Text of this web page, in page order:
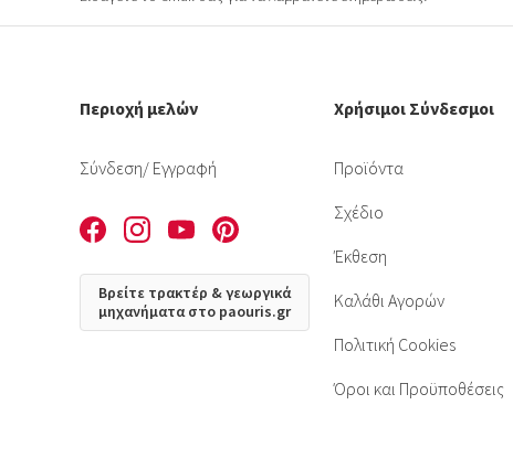
Περιοχή μελών
Σύνδεση/ Εγγραφή
Βρείτε τρακτέρ & γεωργικά
μηχανήματα στο paouris.gr
Χρήσιμοι Σύνδεσμοι
Προϊόντα
Σχέδιο
Έκθεση
Καλάθι Αγορών
Πολιτική Cookies
Όροι και Προϋποθέσεις